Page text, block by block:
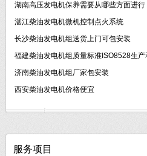
湖南高压发电机保养需要从哪些方面进行
湛江柴油发电机微机控制点火系统
长沙柴油发电机组送货上门可包安装
福建柴油发电机组质量标准ISO8528生
济南柴油发电机组厂家包安装
西安柴油发电机价格便宜
服务项目